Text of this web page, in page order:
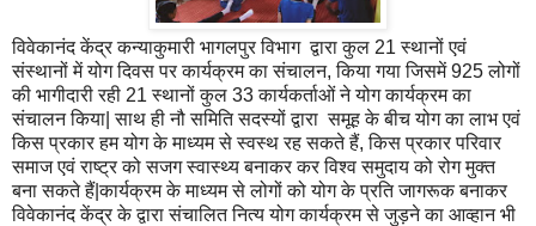
विवेकानंद केंद्र कन्याकुमारी भागलपुर विभाग द्वारा कुल 21 स्थानों एवं
संस्थानों में योग दिवस पर कार्यक्रम का संचालन, किया गया जिसमें 925 लोगों
की भागीदारी रही 21 स्थानों कुल 33 कार्यकर्ताओं ने योग कार्यक्रम का
संचालन किया| साथ ही नौ समिति सदस्यों द्वारा समूह के बीच योग का लाभ एवं
किस प्रकार हम योग के माध्यम से स्वस्थ रह सकते हैं, किस प्रकार परिवार
समाज एवं राष्ट्र को सजग स्वास्थ्य बनाकर कर विश्व समुदाय को रोग मुक्त
बना सकते हैं|कार्यक्रम के माध्यम से लोगों को योग के प्रति जागरूक बनाकर
विवेकानंद केंद्र के द्वारा संचालित नित्य योग कार्यक्रम से जुड़ने का आव्हान भी